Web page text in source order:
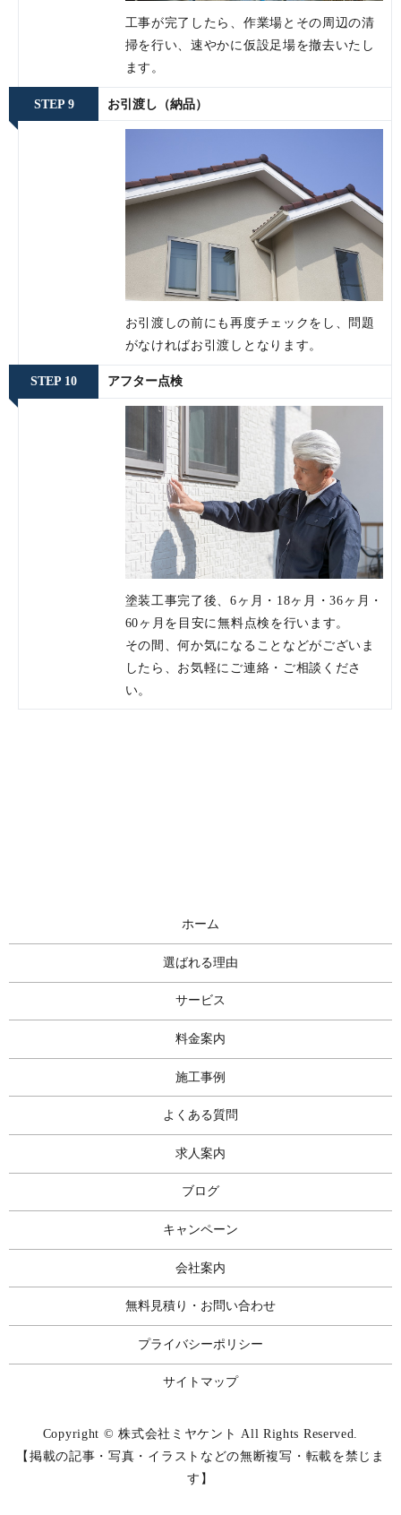
工事が完了したら、作業場とその周辺の清
掃を行い、速やかに仮設足場を撤去いたし
ます。
STEP 9 お引渡し（納品）
お引渡しの前にも再度チェックをし、問題
がなければお引渡しとなります。
STEP 10 アフター点検
塗装工事完了後、6ヶ月・18ヶ月・36ヶ月・
60ヶ月を目安に無料点検を行います。
その間、何か気になることなどがございま
したら、お気軽にご連絡・ご相談くださ
い。
ホーム
選ばれる理由
サービス
料金案内
施工事例
よくある質問
求人案内
ブログ
キャンペーン
会社案内
無料見積り・お問い合わせ
プライバシーポリシー
サイトマップ
Copyright © 株式会社ミヤケント All Rights Reserved.
【掲載の記事・写真・イラストなどの無断複写・転載を禁じま
す】